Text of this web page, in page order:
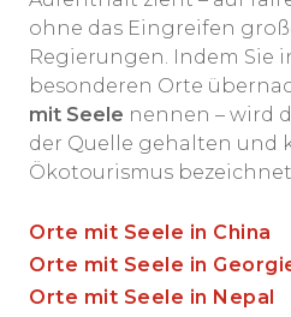
ohne das Eingreifen
Regierungen. Indem Sie
besonderen Orte
mit Seele nennen – wird
der Quelle gehalten und
Ökotourismus
Orte mit Seele in China
Orte mit Seele in
Orte mit Seele in Nepal